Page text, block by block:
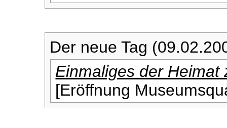
Der neue Tag
Einmaliges der Heimat
[Eröffnung